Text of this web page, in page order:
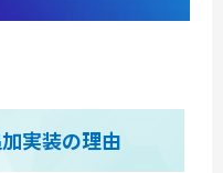
実装の理由